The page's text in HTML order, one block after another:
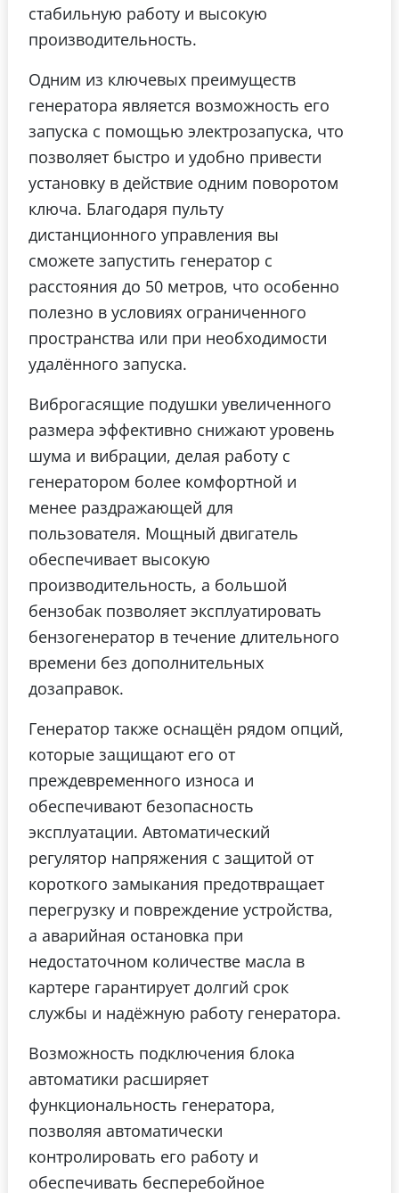
стабильную работу и высокую
производительность.
Одним из ключевых преимуществ
генератора является возможность его
запуска с помощью электрозапуска, что
позволяет быстро и удобно привести
установку в действие одним поворотом
ключа. Благодаря пульту
дистанционного управления вы
сможете запустить генератор с
расстояния до 50 метров, что особенно
полезно в условиях ограниченного
пространства или при необходимости
удалённого запуска.
Виброгасящие подушки увеличенного
размера эффективно снижают уровень
шума и вибрации, делая работу с
генератором более комфортной и
менее раздражающей для
пользователя. Мощный двигатель
обеспечивает высокую
производительность, а большой
бензобак позволяет эксплуатировать
бензогенератор в течение длительного
времени без дополнительных
дозаправок.
Генератор также оснащён рядом опций,
которые защищают его от
преждевременного износа и
обеспечивают безопасность
эксплуатации. Автоматический
регулятор напряжения с защитой от
короткого замыкания предотвращает
перегрузку и повреждение устройства,
а аварийная остановка при
недостаточном количестве масла в
картере гарантирует долгий срок
службы и надёжную работу генератора.
Возможность подключения блока
автоматики расширяет
функциональность генератора,
позволяя автоматически
контролировать его работу и
обеспечивать бесперебойное